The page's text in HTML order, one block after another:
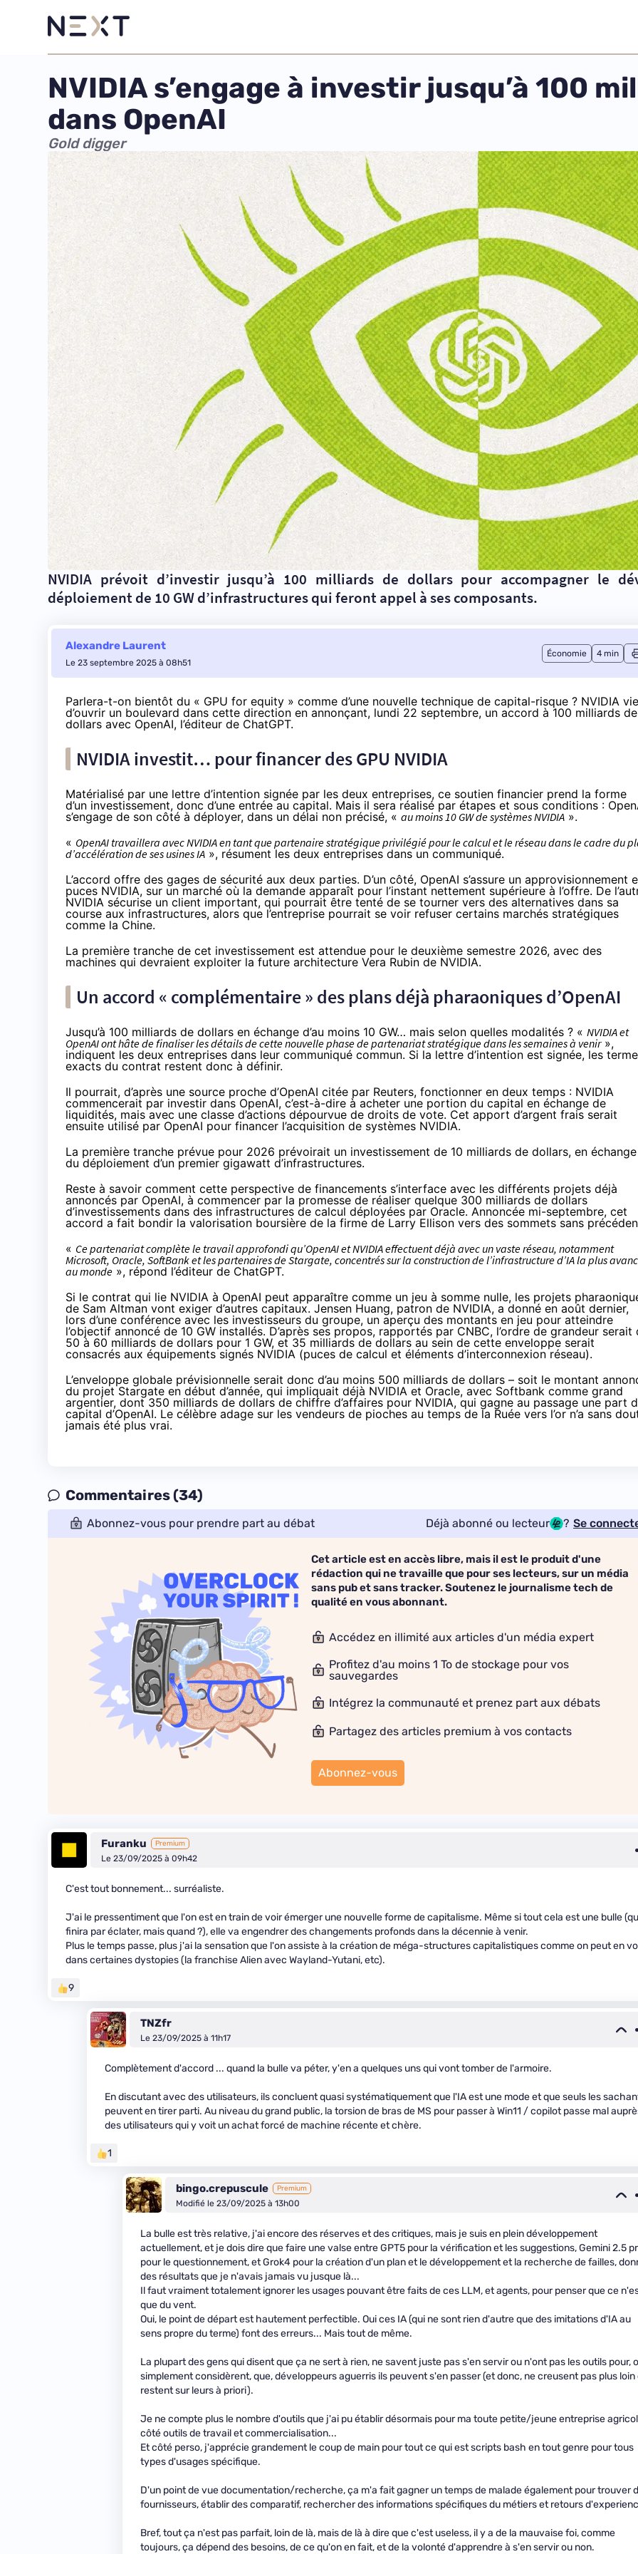
NVIDIA s’engage à investir jusqu’à 100
dans OpenAI
Gold digger
NVIDIA prévoit d’investir jusqu’à 100 milliards de dollars pour accompagner le
déploiement de 10 GW d’infrastructures qui feront appel à ses composants.
Alexandre Laurent
Le 23 septembre 2025 à 08h51
Économie 4 min
Parlera-t-on bientôt du « GPU for equity » comme d’une nouvelle technique de capital-risque ? NVIDIA
d’ouvrir un boulevard dans cette direction en annonçant, lundi 22 septembre, un accord à 100 milliards de
dollars avec OpenAI, l’éditeur de ChatGPT.
NVIDIA investit… pour financer des GPU NVIDIA
Matérialisé par une lettre d’intention signée par les deux entreprises, ce soutien financier prend la forme
d’un investissement, donc d’une entrée au capital. Mais il sera réalisé par étapes et sous conditions :
s’engage de son côté à déployer, dans un délai non précisé, « au moins 10 GW de systèmes NVIDIA ».
« OpenAI travaillera avec NVIDIA en tant que partenaire stratégique privilégié pour le calcul et le réseau dans le cadre du
d’accélération de ses usines IA », résument les deux entreprises dans un communiqué.
L’accord offre des gages de sécurité aux deux parties. D’un côté, OpenAI s’assure un approvisionnement
puces NVIDIA, sur un marché où la demande apparaît pour l’instant nettement supérieure à l’offre. De
NVIDIA sécurise un client important, qui pourrait être tenté de se tourner vers des alternatives dans sa
course aux infrastructures, alors que l’entreprise pourrait se voir refuser certains marchés stratégiques
comme la Chine.
La première tranche de cet investissement est attendue pour le deuxième semestre 2026, avec des
machines qui devraient exploiter la future architecture Vera Rubin de NVIDIA.
Un accord « complémentaire » des plans déjà pharaoniques d’OpenAI
Jusqu’à 100 milliards de dollars en échange d’au moins 10 GW… mais selon quelles modalités ? « NVIDIA et
OpenAI ont hâte de finaliser les détails de cette nouvelle phase de partenariat stratégique dans les semaines à venir»,
indiquent les deux entreprises dans leur communiqué commun. Si la lettre d’intention est signée, les
exacts du contrat restent donc à définir.
Il pourrait, d’après une source proche d’OpenAI citée par Reuters, fonctionner en deux temps : NVIDIA
commencerait par investir dans OpenAI, c’est-à-dire à acheter une portion du capital en échange de
liquidités, mais avec une classe d’actions dépourvue de droits de vote. Cet apport d’argent frais serait
ensuite utilisé par OpenAI pour financer l’acquisition de systèmes NVIDIA.
La première tranche prévue pour 2026 prévoirait un investissement de 10 milliards de dollars, en échange
du déploiement d’un premier gigawatt d’infrastructures.
Reste à savoir comment cette perspective de financements s’interface avec les différents projets déjà
annoncés par OpenAI, à commencer par la promesse de réaliser quelque 300 milliards de dollars
d’investissements dans des infrastructures de calcul déployées par Oracle. Annoncée mi-septembre, cet
accord a fait bondir la valorisation boursière de la firme de Larry Ellison vers des sommets sans
« Ce partenariat complète le travail approfondi qu’OpenAI et NVIDIA effectuent déjà avec un vaste réseau, notamment
Microsoft, Oracle, SoftBank et les partenaires de Stargate, concentrés sur la construction de l’infrastructure d’IA la plus
au monde », répond l’éditeur de ChatGPT.
Si le contrat qui lie NVIDIA à OpenAI peut apparaître comme un jeu à somme nulle, les projets
de Sam Altman vont exiger d’autres capitaux. Jensen Huang, patron de NVIDIA, a donné en août dernier,
lors d’une conférence avec les investisseurs du groupe, un aperçu des montants en jeu pour atteindre
l’objectif annoncé de 10 GW installés. D’après ses propos, rapportés par CNBC, l’ordre de grandeur serait
50 à 60 milliards de dollars pour 1 GW, et 35 milliards de dollars au sein de cette enveloppe serait
consacrés aux équipements signés NVIDIA (puces de calcul et éléments d’interconnexion réseau).
L’enveloppe globale prévisionnelle serait donc d’au moins 500 milliards de dollars – soit le montant
du projet Stargate en début d’année, qui impliquait déjà NVIDIA et Oracle, avec Softbank comme grand
argentier, dont 350 milliards de dollars de chiffre d’affaires pour NVIDIA, qui gagne au passage une part
capital d’OpenAI. Le célèbre adage sur les vendeurs de pioches au temps de la Ruée vers l’or n’a sans
jamais été plus vrai.
Commentaires (34)
Abonnez-vous pour prendre part au débat Déjà abonné ou lecteur ? Se
Cet article est en accès libre, mais il est le produit d'une
rédaction qui ne travaille que pour ses lecteurs, sur un média
sans pub et sans tracker. Soutenez le journalisme tech de
qualité en vous abonnant.
Accédez en illimité aux articles d'un média expert
Profitez d'au moins 1 To de stockage pour vos
sauvegardes
Intégrez la communauté et prenez part aux débats
Partagez des articles premium à vos contacts
Abonnez-vous
Furanku Premium
Le 23/09/2025 à 09h42
C'est tout bonnement... surréaliste.
J'ai le pressentiment que l'on est en train de voir émerger une nouvelle forme de capitalisme. Même si tout cela est une bulle
finira par éclater, mais quand ?), elle va engendrer des changements profonds dans la décennie à venir.
Plus le temps passe, plus j'ai la sensation que l'on assiste à la création de méga-structures capitalistiques comme on peut en
dans certaines dystopies (la franchise Alien avec Wayland-Yutani, etc).
9
TNZfr
Le 23/09/2025 à 11h17
Complètement d'accord ... quand la bulle va péter, y'en a quelques uns qui vont tomber de l'armoire.
En discutant avec des utilisateurs, ils concluent quasi systématiquement que l'IA est une mode et que seuls les
peuvent en tirer parti. Au niveau du grand public, la torsion de bras de MS pour passer à Win11 / copilot passe mal
des utilisateurs qui y voit un achat forcé de machine récente et chère.
1
bingo.crepuscule Premium
Modifié le 23/09/2025 à 13h00
La bulle est très relative, j'ai encore des réserves et des critiques, mais je suis en plein développement
actuellement, et je dois dire que faire une valse entre GPT5 pour la vérification et les suggestions, Gemini 2.5
pour le questionnement, et Grok4 pour la création d'un plan et le développement et la recherche de failles,
des résultats que je n'avais jamais vu jusque là...
Il faut vraiment totalement ignorer les usages pouvant être faits de ces LLM, et agents, pour penser que ce
que du vent.
Oui, le point de départ est hautement perfectible. Oui ces IA (qui ne sont rien d'autre que des imitations d'IA au
sens propre du terme) font des erreurs... Mais tout de même.
La plupart des gens qui disent que ça ne sert à rien, ne savent juste pas s'en servir ou n'ont pas les outils pour,
simplement considèrent, que, développeurs aguerris ils peuvent s'en passer (et donc, ne creusent pas plus loin
restent sur leurs à priori).
Je ne compte plus le nombre d'outils que j'ai pu établir désormais pour ma toute petite/jeune entreprise
côté outils de travail et commercialisation...
Et côté perso, j'apprécie grandement le coup de main pour tout ce qui est scripts bash en tout genre pour tous
types d'usages spécifique.
D'un point de vue documentation/recherche, ça m'a fait gagner un temps de malade également pour trouver
fournisseurs, établir des comparatif, rechercher des informations spécifiques du métiers et retours
Bref, tout ça n'est pas parfait, loin de là, mais de là à dire que c'est useless, il y a de la mauvaise foi, comme
toujours, ça dépend des besoins, de ce qu'on en fait, et de la volonté d'apprendre à s'en servir ou non.